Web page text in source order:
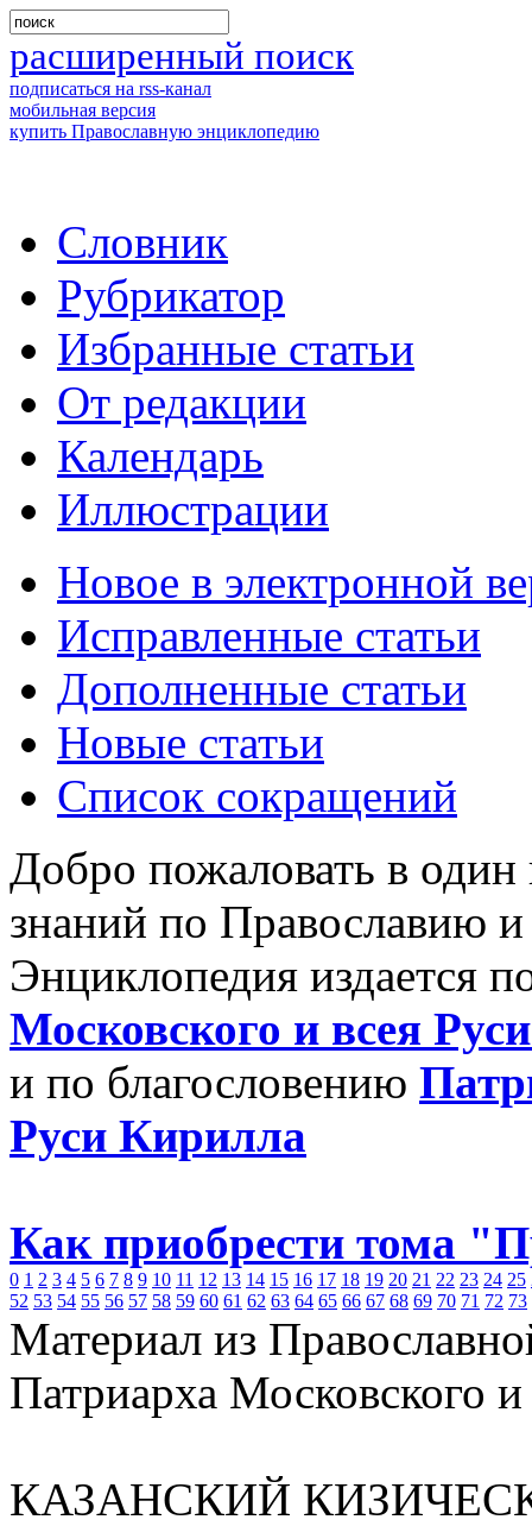
расширенный поиск
подписаться на rss-канал
мобильная версия
купить Православную энциклопедию
Словник
Рубрикатор
Избранные статьи
От редакции
Календарь
Иллюстрации
Новое в электронной
Исправленные статьи
Дополненные статьи
Новые статьи
Список сокращений
Добро пожаловать в
знаний по Православию
Энциклопедия издается
Московского и всея
и по благословению
Руси Кирилла
Как приобрести тома
0 1 2 3 4 5 6 7 8 9 10 11 12 13 14 15 16 17 18 19 20 21 22 23 24 25
52 53 54 55 56 57 58 59 60 61 62 63 64 65 66 67 68 69 70 71 72 73
Материал из
Патриарха Московского
КАЗАНСКИЙ